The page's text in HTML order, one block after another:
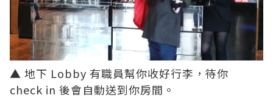
▲ 地下 Lobby 有職員幫你收好行李，待你
check in 後會自動送到你房間。